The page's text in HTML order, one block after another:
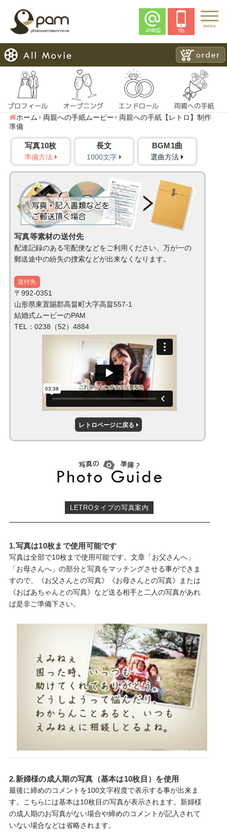
menu
ホーム 両親への手紙ムービー
両親への手紙【レトロ】制作
準備
写真10枚
準備方法
長文
1000文字
BGM1曲
選曲方法
写真等素材の送付先
配達記録のある宅配便などをご利用ください、万が一の
郵送途中の紛失の捜索などが出来なくなります。
送付先
〒992-0351
山形県東置賜郡高畠町大字高畠557-1
結婚式ムービーのPAM
TEL：0238（52）4884
レトロページに戻る
LETROタイプの写真案内
1.写真は10枚まで使用可能です
写真は全部で10枚まで使用可能です。文章「お父さんへ」
「お母さんへ」の部分と写真をマッチングさせる事ができま
すので、《お父さんとの写真》《お母さんとの写真》または
《おばあちゃんとの写真》など送る相手と二人の写真があれ
ば是非ご準備下さい。
2.新婦様の成人期の写真（基本は10枚目）を使用
最後に締めのコメントを100文字程度で表示する事が出来ま
す。こちらには基本は10枚目の写真が表示されます。新婦様
の成人期のお写真がない場合や締めのコメントが記入されて
いない場合などは省略されます。